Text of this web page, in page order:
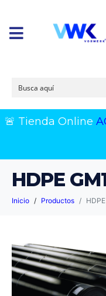
🚨 Tienda Online
HDPE
Inicio Productos